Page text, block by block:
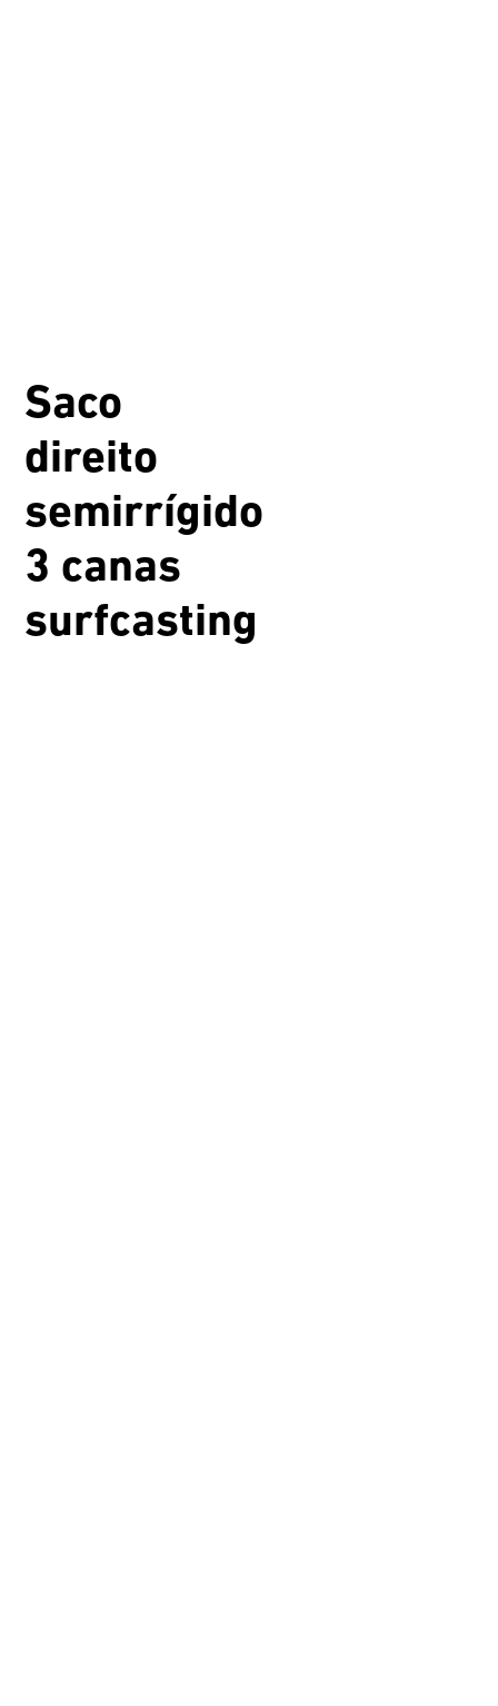
Saco
direito
semirrígido
3 canas
surfcasting